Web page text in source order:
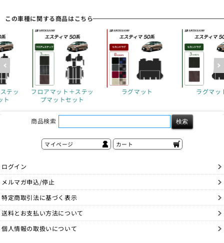
この車種に関する商品はこちら
ステッ
ト
ラグマット ラグマット
フロアマッ
商品検索
マイページ カート
ログイン
メルマガ申込/停止
特定商取引法に基づく表示
送料とお支払い方法について
個人情報の取扱いについて